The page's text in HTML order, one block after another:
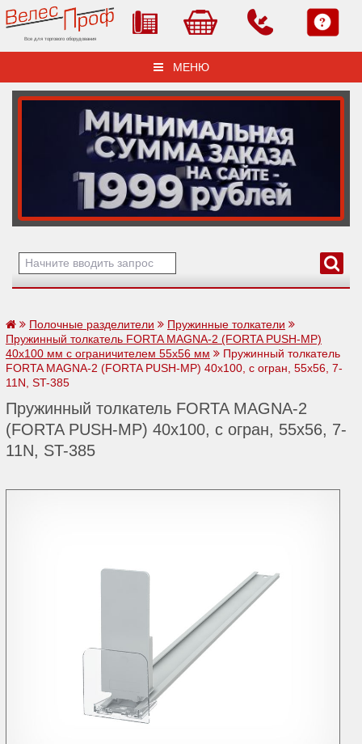
Все для торгового оборудования
МЕНЮ
Полочные разделители
Пружинные толкатели
Пружинный толкатель FORTA MAGNA-2 (FORTA PUSH-МP)
40х100 мм с ограничителем 55х56 мм
Пружинный толкатель
FORTA MAGNA-2 (FORTA PUSH-МP) 40х100, c огран, 55x56, 7-
11N, ST-385
Пружинный толкатель FORTA MAGNA-2
(FORTA PUSH-МP) 40х100, c огран, 55x56, 7-
11N, ST-385